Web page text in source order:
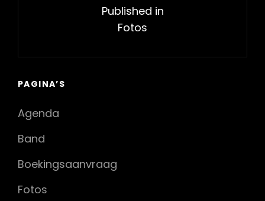
Published in
Fotos
PAGINA’S
Agenda
Band
Boekingsaanvraag
Fotos